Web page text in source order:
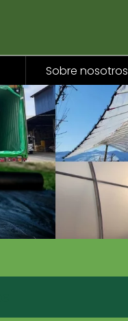
Sobre nosotros